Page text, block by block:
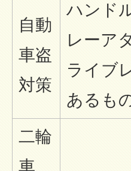
自動
車盗
対策
ハンド
レーア
ライブ
あるも
二輪
車